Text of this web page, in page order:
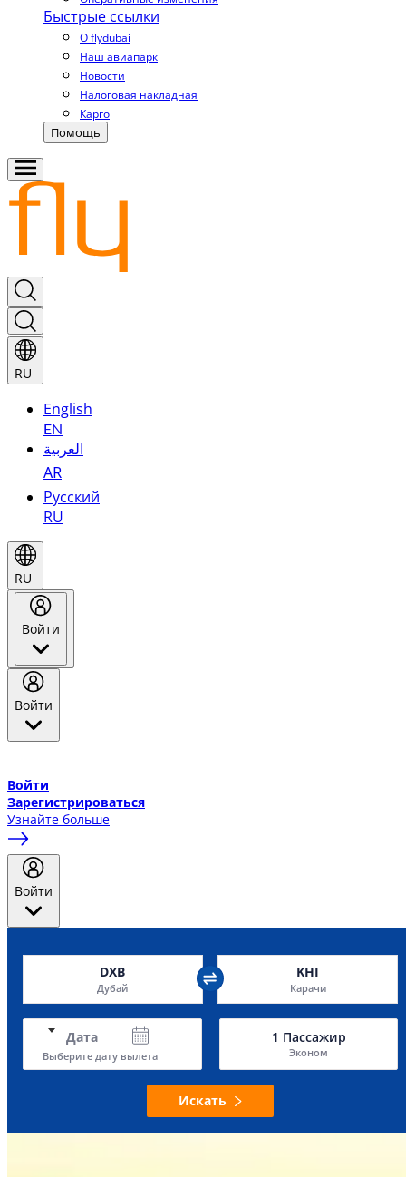
Быстрые ссылки
О flydubai
Наш авиапарк
Новости
Налоговая накладная
Карго
Помощь
RU
English
EN
العربية
AR
Русский
RU
RU
Войти
Войти
Войти
Зарегистрироваться
Узнайте больше
Войти
DXB
Дубай
KHI
Карачи
Дата
Выберите дату вылета
1 Пассажир
Эконом
Искать